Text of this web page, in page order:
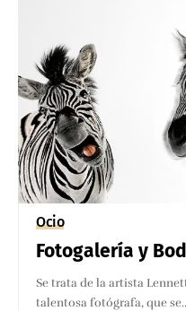
Ocio
Fotogalería y
Se trata de la artista
talentosa fotógrafa, que